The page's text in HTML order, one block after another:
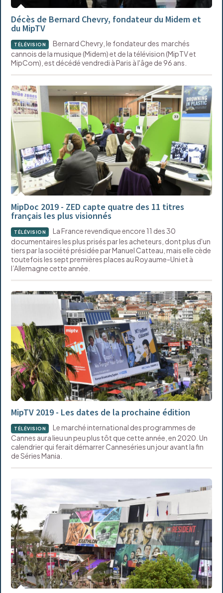
Décès de Bernard Chevry, fondateur du Midem et
du MipTV
TÉLÉVISION
Bernard Chevry, le fondateur des marchés
cannois de la musique (Midem) et de la télévision (MipTV et
MipCom), est décédé vendredi à Paris à l'âge de 96 ans.
MipDoc 2019 - ZED capte quatre des 11 titres
français les plus visionnés
TÉLÉVISION
La France revendique encore 11 des 30
documentaires les plus prisés par les acheteurs, dont plus d'un
tiers par la société présidée par Manuel Catteau, mais elle cède
toutefois les sept premières places au Royaume-Uni et à
l’Allemagne cette année.
MipTV 2019 - Les dates de la prochaine édition
TÉLÉVISION
Le marché international des programmes de
Cannes aura lieu un peu plus tôt que cette année, en 2020. Un
calendrier qui ferait démarrer Canneséries un jour avant la fin
de Séries Mania.